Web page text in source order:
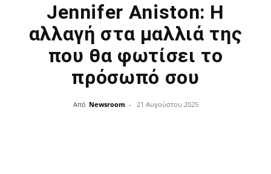
Jennifer Aniston: Η
αλλαγή στα μαλλιά της
που θα φωτίσει το
πρόσωπό σου
Από Newsroom - 21 Αυγούστου 2025